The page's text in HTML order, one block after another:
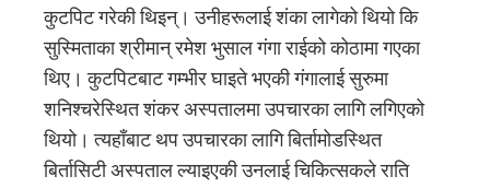
कुटपिट गरेकी थिइन्। उनीहरूलाई शंका लागेको थियो कि
सुस्मिताका श्रीमान् रमेश भुसाल गंगा राईको कोठामा गएका
थिए। कुटपिटबाट गम्भीर घाइते भएकी गंगालाई सुरुमा
शनिश्चरेस्थित शंकर अस्पतालमा उपचारका लागि लगिएको
थियो। त्यहाँबाट थप उपचारका लागि बिर्तामोडस्थित
बिर्तासिटी अस्पताल ल्याइएकी उनलाई चिकित्सकले राति